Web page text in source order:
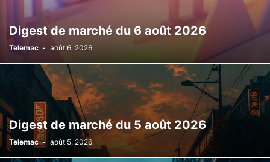
Digest de marché du 6 août 2026
Telemac - août 6, 2026
Digest de marché du 5 août 2026
Telemac - août 5, 2026